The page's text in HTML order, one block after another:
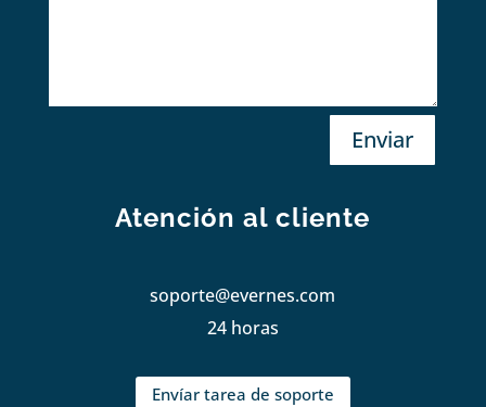
Enviar
Atención al cliente
soporte@evernes.com
24 horas
Envíar tarea de soporte